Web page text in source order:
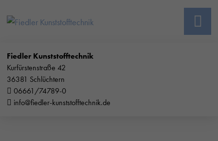
Fiedler Kunststofftechnik
Kurfürstenstraße 42
36381 Schlüchtern
06661/74789-0
info@fiedler-kunststofftechnik.de